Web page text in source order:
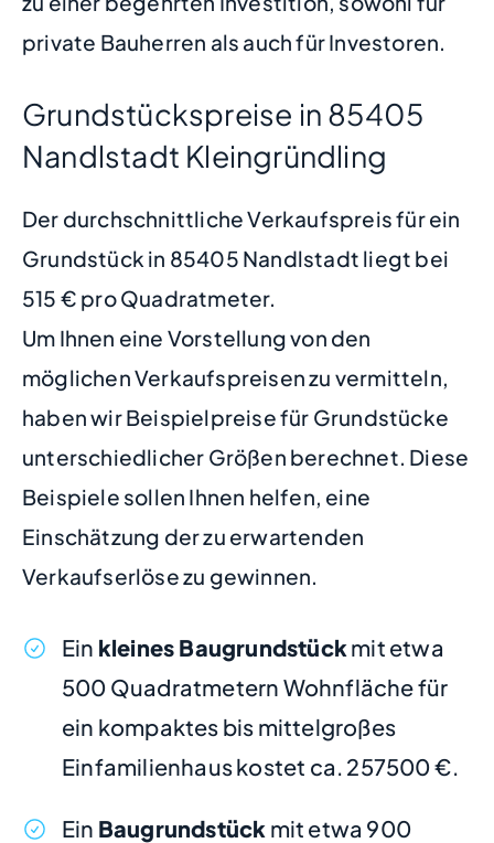
private Bauherren als auch für Investoren.
Grundstückspreise in 85405
Nandlstadt Kleingründling
Der durchschnittliche Verkaufspreis für ein
Grundstück in 85405 Nandlstadt liegt bei
515 € pro Quadratmeter.
Um Ihnen eine Vorstellung von den
möglichen Verkaufspreisen zu vermitteln,
haben wir Beispielpreise für Grundstücke
unterschiedlicher Größen berechnet. Diese
Beispiele sollen Ihnen helfen, eine
Einschätzung der zu erwartenden
Verkaufserlöse zu gewinnen.
Ein kleines Baugrundstückmit etwa
500 Quadratmetern Wohnfläche für
ein kompaktes bis mittelgroßes
Einfamilienhaus kostet ca. 257500 €.
Ein Baugrundstück mit etwa 900